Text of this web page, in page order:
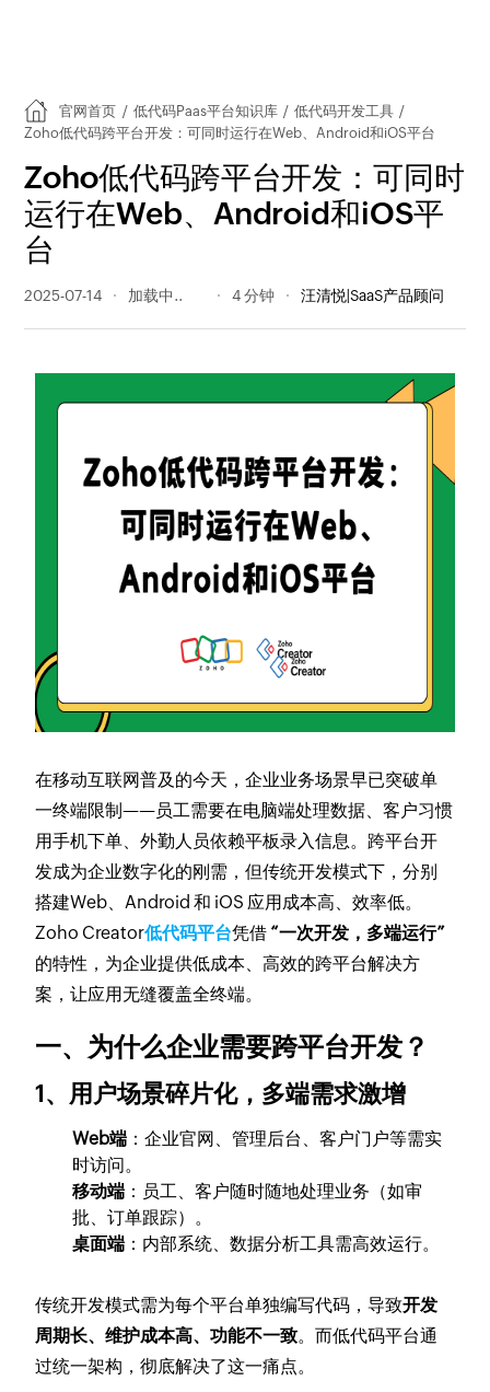
官网首页 / 低代码Paas平台知识库 / 低代码开发工具 /
Zoho低代码跨平台开发：可同时运行在Web、Android和iOS平台
Zoho低代码跨平台开发：可同时
运行在Web、Android和iOS平
台
2025-07-14 396 阅读量 4 分钟 汪清悦|SaaS产品顾问
在移动互联网普及的今天，企业业务场景早已突破单
一终端限制——员工需要在电脑端处理数据、客户习惯
用手机下单、外勤人员依赖平板录入信息。跨平台开
发成为企业数字化的刚需，但传统开发模式下，分别
搭建Web、Android 和 iOS 应用成本高、效率低。
Zoho Creator低代码平台凭借 “一次开发，多端运行”
的特性，为企业提供低成本、高效的跨平台解决方
案，让应用无缝覆盖全终端。
一、为什么企业需要跨平台开发？
1、用户场景碎片化，多端需求激增
Web端 ：企业官网、管理后台、客户门户等需实
时访问。
移动端 ：员工、客户随时随地处理业务（如审
批、订单跟踪）。
桌面端 ：内部系统、数据分析工具需高效运行。
传统开发模式需为每个平台单独编写代码，导致开发
周期长、维护成本高、功能不一致。而低代码平台通
过统一架构，彻底解决了这一痛点。